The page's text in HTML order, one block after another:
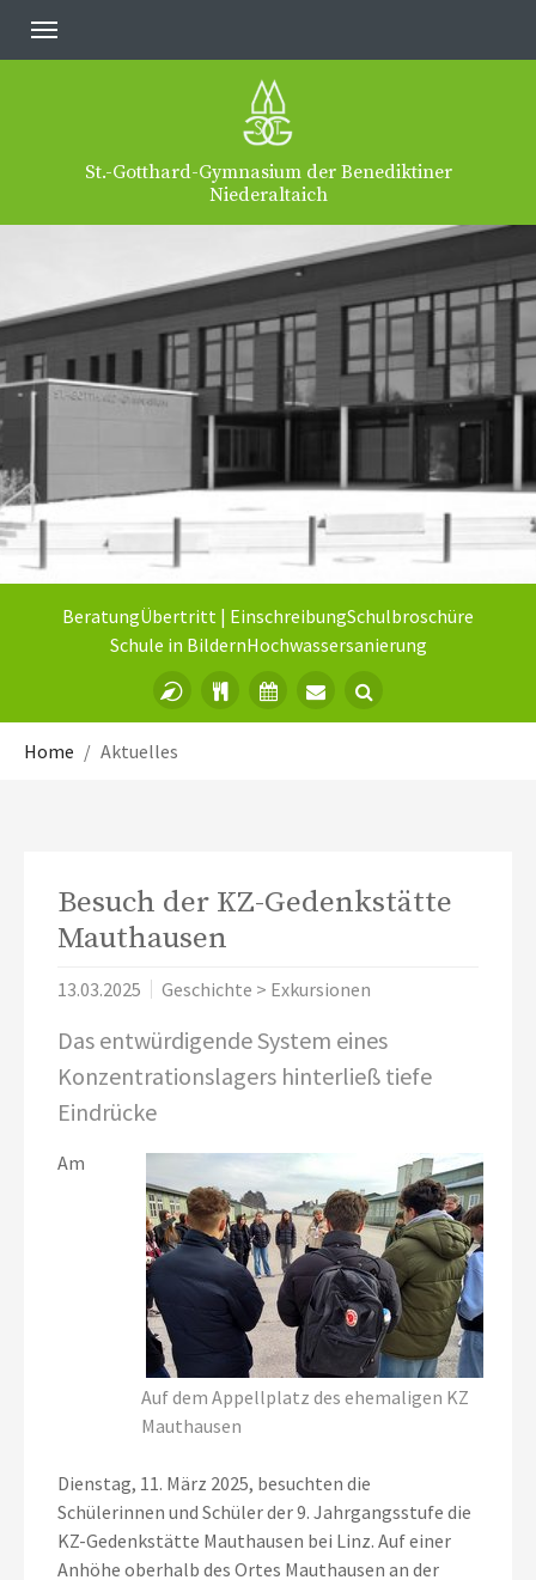
St.-Gotthard-Gymnasium der Benediktiner
Niederaltaich
BeratungÜbertritt | EinschreibungSchulbroschüre
Schule in BildernHochwassersanierung
Home Aktuelles
Besuch der KZ-Gedenkstätte
Mauthausen
13.03.2025 Geschichte > Exkursionen
Das entwürdigende System eines
Konzentrationslagers hinterließ tiefe
Eindrücke
Auf dem Appellplatz des ehemaligen KZ
Mauthausen
Am
Dienstag, 11. März 2025, besuchten die
Schülerinnen und Schüler der 9. Jahrgangsstufe die
KZ-Gedenkstätte Mauthausen bei Linz. Auf einer
Anhöhe oberhalb des Ortes Mauthausen an der